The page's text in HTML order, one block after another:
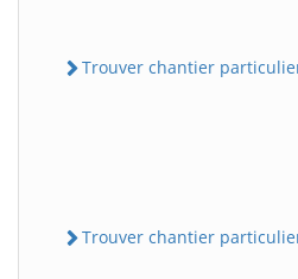
Trouver chantier particulier
Trouver chantier particulier